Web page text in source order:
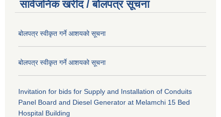
सार्वजनिक खरीद / बोलपत्र सूचना
बोलपत्र स्वीकृत गर्ने आशयको सूचना
बोलपत्र स्वीकृत गर्ने आशयको सूचना
Invitation for bids for Supply and Installation of Conduits
Panel Board and Diesel Generator at Melamchi 15 Bed
Hospital Building